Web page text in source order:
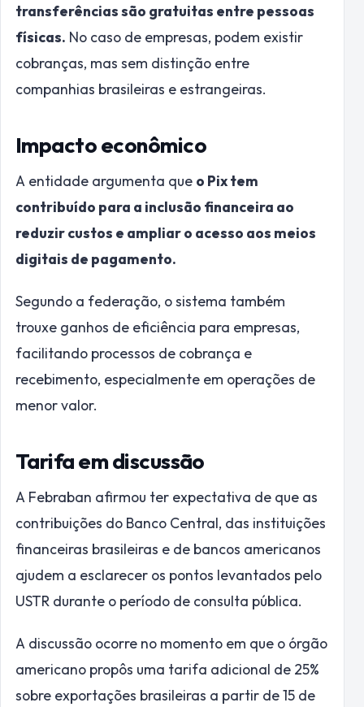
transferências são gratuitas entre pessoas
físicas. No caso de empresas, podem existir
cobranças, mas sem distinção entre
companhias brasileiras e estrangeiras.
Impacto econômico
A entidade argumenta que o Pix tem
contribuído para a inclusão financeira ao
reduzir custos e ampliar o acesso aos meios
digitais de pagamento.
Segundo a federação, o sistema também
trouxe ganhos de eficiência para empresas,
facilitando processos de cobrança e
recebimento, especialmente em operações de
menor valor.
Tarifa em discussão
A Febraban afirmou ter expectativa de que as
contribuições do Banco Central, das instituições
financeiras brasileiras e de bancos americanos
ajudem a esclarecer os pontos levantados pelo
USTR durante o período de consulta pública.
A discussão ocorre no momento em que o órgão
americano propôs uma tarifa adicional de 25%
sobre exportações brasileiras a partir de 15 de